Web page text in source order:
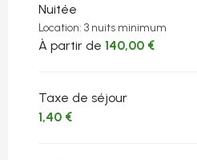
Du1 septembre 2026
Nuitée
Location: 3 nuits minimum
À partir de 140,00 €
Taxe de séjour
1,40 €